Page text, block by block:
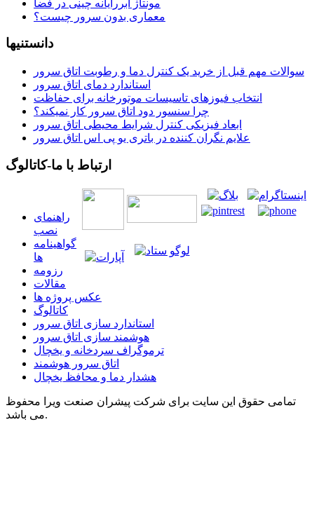
مونتاژ ابررایانه چینی در فضا
معماری بدون سرور چیست؟
دانستنیها
سوالات مهم قبل از خرید یک کنترل دما و رطوبت اتاق سرور
استاندارد دمای اتاق سرور
انتخاب فیوزهای تاسیسات موتورخانه برای حفاظت
چرا سنسور دود اتاق سرور کار نمیکند؟
ابعاد فیزیکی کنترل شرایط محیطی اتاق سرور
علایم نگران کننده در باتری یو پی اس اتاق سرور
ارتباط با ما-کاتالوگ
راهنمای
نصب
گواهينامه
ها
رزومه
مقالات
عکس پروژه ها
کاتالوگ
استاندارد سازی اتاق سرور
هوشمند سازی اتاق سرور
ترموگراف سردخانه و یخچال
اتاق سرور هوشمند
هشدار دما و محافظ یخچال
تمامی حقوق این سایت برای شرکت پیشران صنعت ویرا محفوظ
می باشد.